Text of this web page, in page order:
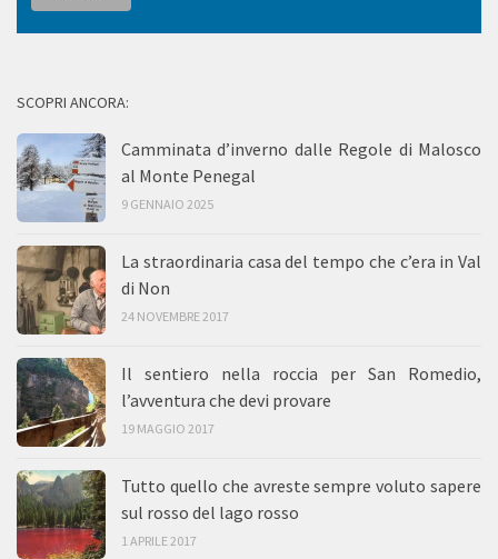
SCOPRI ANCORA:
Camminata d’inverno dalle Regole di Malosco
al Monte Penegal
9 GENNAIO 2025
La straordinaria casa del tempo che c’era in Val
di Non
24 NOVEMBRE 2017
Il sentiero nella roccia per San Romedio,
l’avventura che devi provare
19 MAGGIO 2017
Tutto quello che avreste sempre voluto sapere
sul rosso del lago rosso
1 APRILE 2017